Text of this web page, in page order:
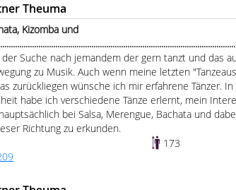
Theuma
Kizomba und
Suche nach jemandem der gern tanzt und das
zu Musik. Auch wenn meine letzten
zurückliegen wünsche ich mir erfahrene Tänzer.
habe ich verschiedene Tänze erlernt, mein
bei Salsa, Merengue, Bachata und
Richtung zu erkunden.
173